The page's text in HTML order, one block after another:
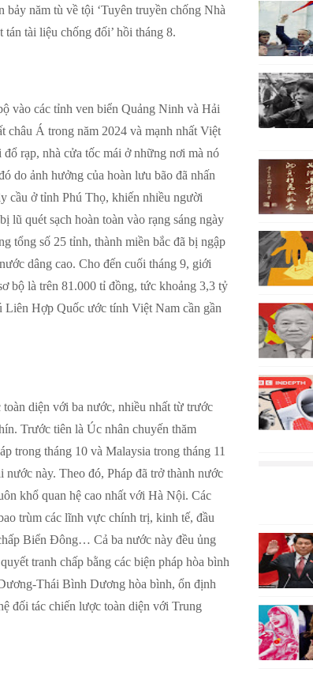
năm tù về tội ‘Tuyên truyền chống Nhà
tài liệu chống đối’ hồi tháng 8.
vào các tỉnh ven biển Quảng Ninh và Hải
Á trong năm 2024 và mạnh nhất Việt
rạp, nhà cửa tốc mái ở những nơi mà nó
do ảnh hưởng của hoàn lưu bão đã nhấn
cầu ở tỉnh Phú Thọ, khiến nhiều người
quét sạch hoàn toàn vào rạng sáng ngày
tổng số 25 tỉnh, thành miền bắc đã bị ngập
dâng cao. Cho đến cuối tháng 9, giới
bộ là trên 81.000 tỉ đồng, tức khoảng 3,3 tỷ
Hợp Quốc ước tính Việt Nam cần gần
diện với ba nước, nhiều nhất từ trước
Trước tiên là Úc nhân chuyến thăm
trong tháng 10 và Malaysia trong tháng 11
này. Theo đó, Pháp đã trở thành nước
khổ quan hệ cao nhất với Hà Nội. Các
trùm các lĩnh vực chính trị, kinh tế, đầu
Biển Đông… Cả ba nước này đều ủng
tranh chấp bằng các biện pháp hòa bình
Thái Bình Dương hòa bình, ổn định
đối tác chiến lược toàn diện với Trung